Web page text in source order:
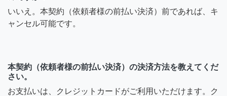
いいえ。本契約（依頼者様の前払い決済）前であれば、キ
ャンセル可能です。
本契約（依頼者様の前払い決済）の決済方法を教えてくだ
さい。
お支払いは、クレジットカードがご利用いただけます。ク